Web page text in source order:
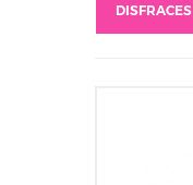
DISFRACES